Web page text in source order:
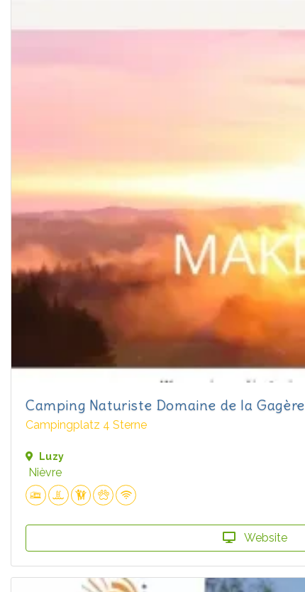
Camping Naturiste Domaine de la Gagère
Campingplatz 4 Sterne
Luzy
Nièvre
Website